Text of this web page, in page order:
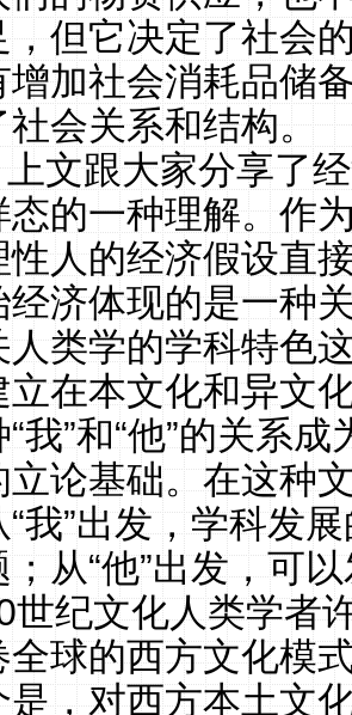
，但它决定了社会
增加社会消耗品储
社会关系和结构。
上文跟大家分享了
态的一种理解。作
性人的经济假设直
经济体现的是一种
人类学的学科特色
立在本文化和异文
“我”和“他”的关系
立论基础。在这种
“我”出发，学科发
；从“他”出发，可
世纪文化人类学者
全球的西方文化模
是，对西方本土文